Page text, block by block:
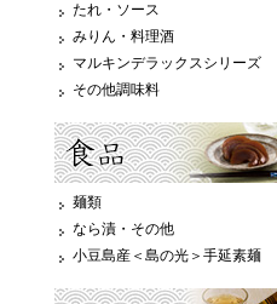
たれ・ソース
みりん・料理酒
マルキンデラックスシリーズ
その他調味料
麺類
なら漬・その他
小豆島産＜島の光＞手延素麺